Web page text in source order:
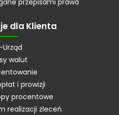
przepisami prawa
dla Klienta
walut
i prowizji
procentowe
realizacji zleceń